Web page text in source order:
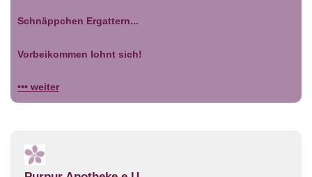
Schnäppchen Ergattern...
Vorbeikommen lohnt sich!
••• weiter